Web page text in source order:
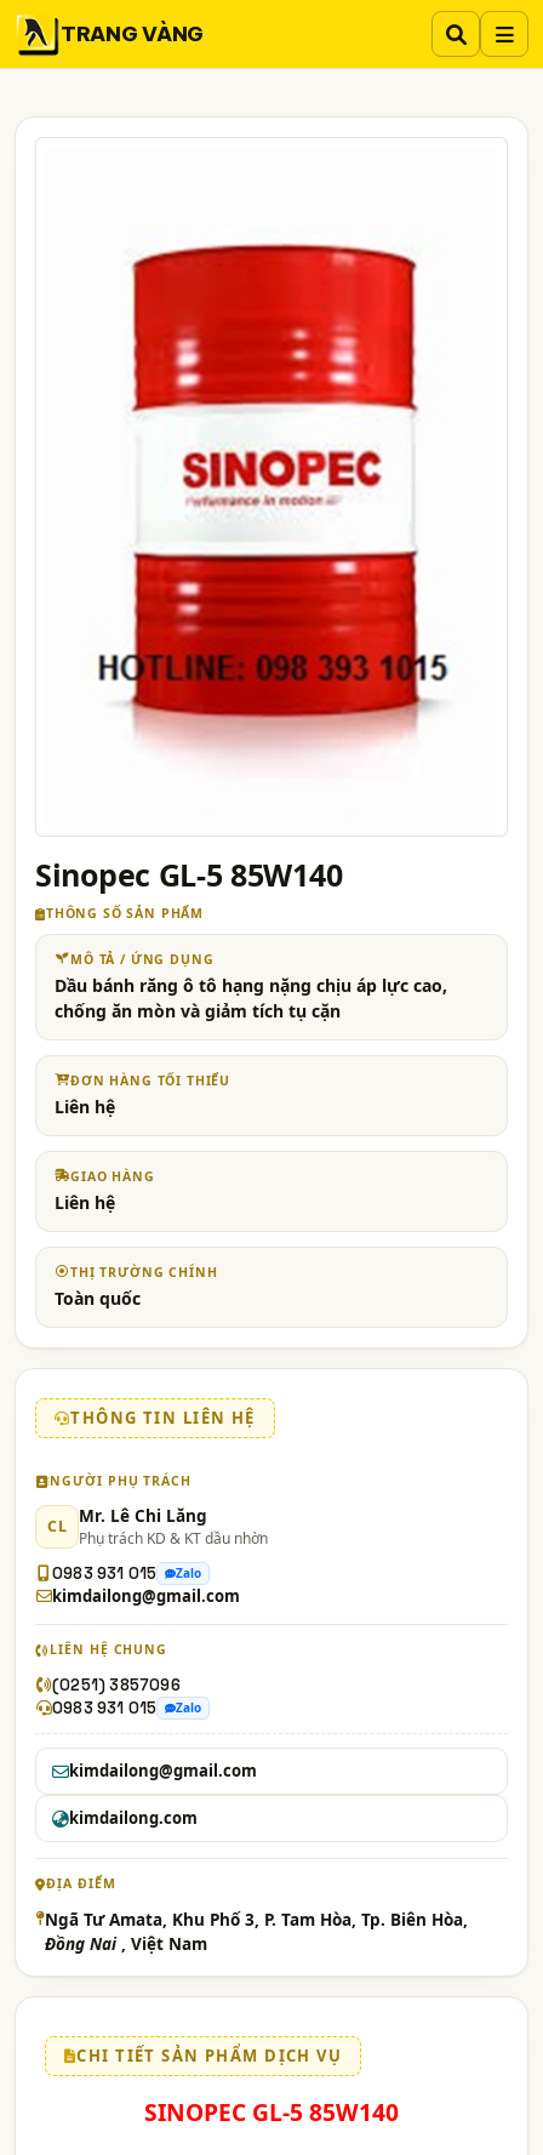
TRANG VÀNG
Sinopec GL-5 85W140
THÔNG SỐ SẢN PHẨM
MÔ TẢ / ỨNG DỤNG
Dầu bánh răng ô tô hạng nặng chịu áp lực cao,
chống ăn mòn và giảm tích tụ cặn
ĐƠN HÀNG TỐI THIỂU
Liên hệ
GIAO HÀNG
Liên hệ
THỊ TRƯỜNG CHÍNH
Toàn quốc
THÔNG TIN LIÊN HỆ
NGƯỜI PHỤ TRÁCH
CL Mr. Lê Chi Lăng
Phụ trách KD & KT dầu nhờn
0983 931 015
Zalo
kimdailong@gmail.com
LIÊN HỆ CHUNG
(0251) 3857096
0983 931 015
Zalo
kimdailong@gmail.com
kimdailong.com
ĐỊA ĐIỂM
Ngã Tư Amata, Khu Phố 3, P. Tam Hòa, Tp. Biên Hòa,
Đồng Nai , Việt Nam
CHI TIẾT SẢN PHẨM DỊCH VỤ
SINOPEC GL-5 85W140